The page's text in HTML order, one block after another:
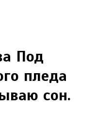
Под
пледа
сон.